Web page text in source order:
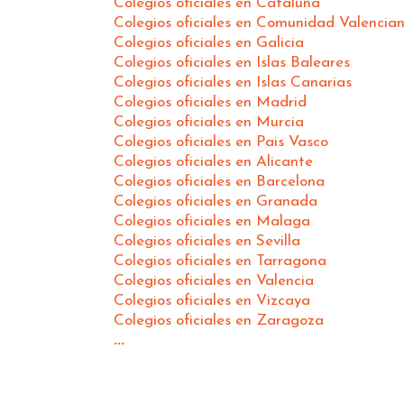
Colegios oficiales en Comunidad
Colegios oficiales en Galicia
Colegios oficiales en Islas Baleares
Colegios oficiales en Islas Canarias
Colegios oficiales en Madrid
Colegios oficiales en Murcia
Colegios oficiales en Pais Vasco
Colegios oficiales en Alicante
Colegios oficiales en Barcelona
Colegios oficiales en Granada
Colegios oficiales en Malaga
Colegios oficiales en Sevilla
Colegios oficiales en Tarragona
Colegios oficiales en Valencia
Colegios oficiales en Vizcaya
Colegios oficiales en Zaragoza
...